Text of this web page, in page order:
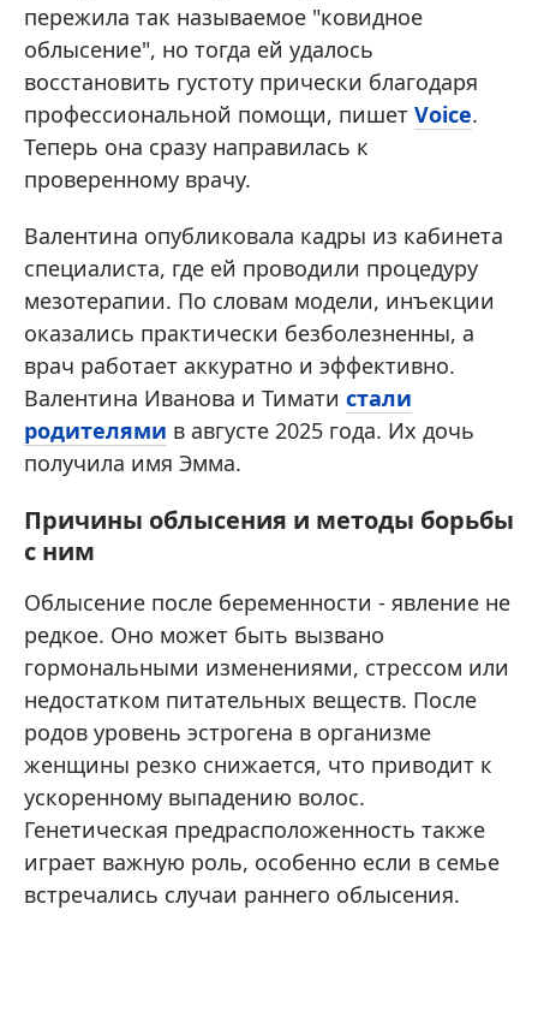
пережила так называемое "ковидное
облысение", но тогда ей удалось
восстановить густоту прически благодаря
профессиональной помощи, пишет Voice.
Теперь она сразу направилась к
проверенному врачу.
Валентина опубликовала кадры из кабинета
специалиста, где ей проводили процедуру
мезотерапии. По словам модели, инъекции
оказались практически безболезненны, а
врач работает аккуратно и эффективно.
Валентина Иванова и Тимати стали
родителями в августе 2025 года. Их дочь
получила имя Эмма.
Причины облысения и методы борьбы
с ним
Облысение после беременности - явление не
редкое. Оно может быть вызвано
гормональными изменениями, стрессом или
недостатком питательных веществ. После
родов уровень эстрогена в организме
женщины резко снижается, что приводит к
ускоренному выпадению волос.
Генетическая предрасположенность также
играет важную роль, особенно если в семье
встречались случаи раннего облысения.